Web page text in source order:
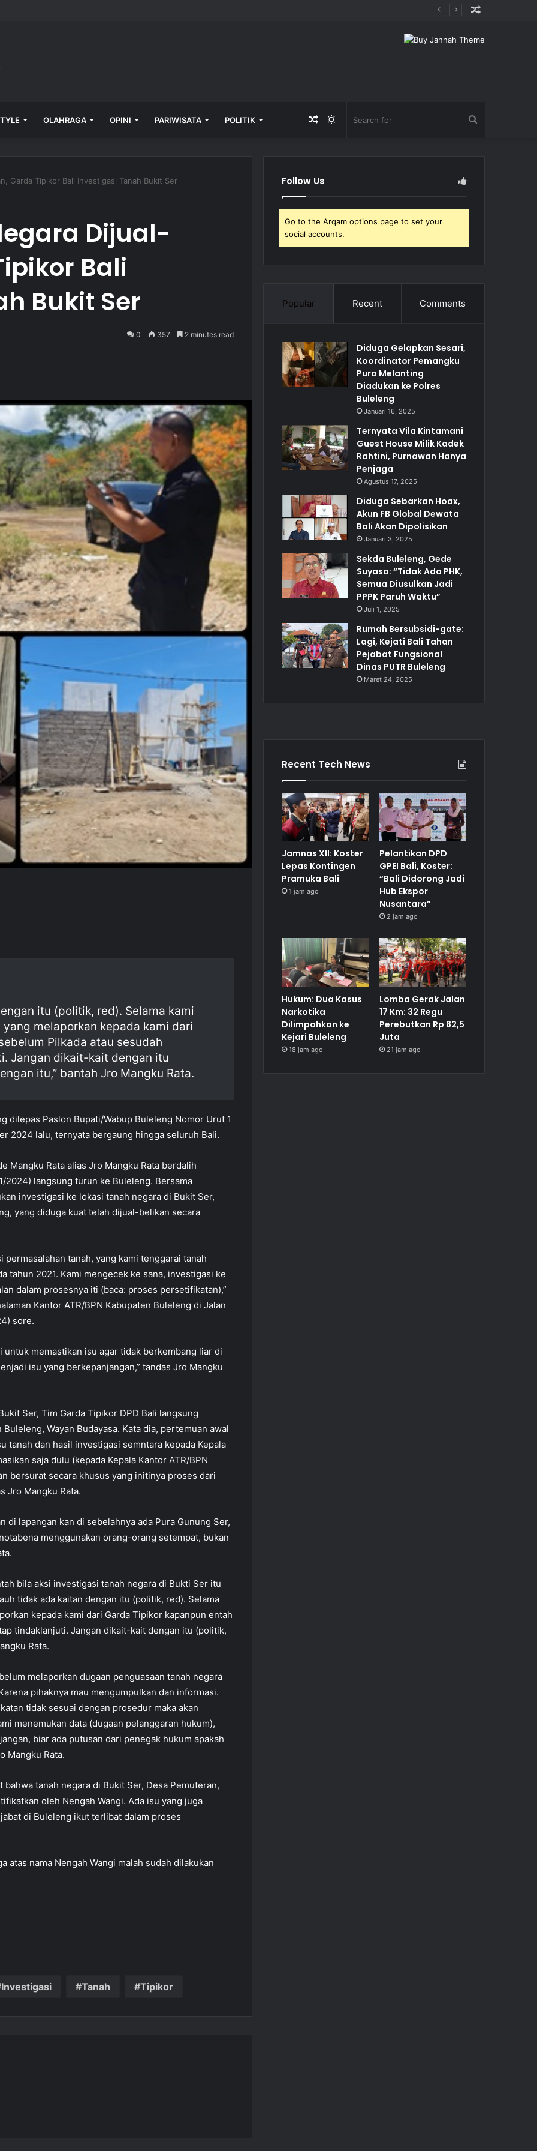
Lepas Kontingen Pramuka Bali
OLAHRAGA OPINI PARIWISATA POLITIK Switch
Random
Garda Tipikor Bali Investigasi Tanah Bukit Ser
Dijual-
Bali
Bukit Ser
0 357 2 minutes read
itu (politik, red). Selama kami
melaporkan kepada kami dari
Pilkada atau sesudah
Jangan dikait-kait dengan itu
itu,” bantah Jro Mangku Rata.
dilepas Paslon Bupati/Wabup Buleleng Nomor Urut 1
2024 lalu, ternyata bergaung hingga seluruh Bali.
Mangku Rata alias Jro Mangku Rata berdalih
2024) langsung turun ke Buleleng. Bersama
investigasi ke lokasi tanah negara di Bukit Ser,
yang diduga kuat telah dijual-belikan secara
tanah, yang kami tenggarai tanah
tahun 2021. Kami mengecek ke sana, investigasi ke
dalam prosesnya iti (baca: proses persetifikatan),”
Kantor ATR/BPN Kabupaten Buleleng di Jalan
sore.
memastikan isu agar tidak berkembang liar di
isu yang berkepanjangan,” tandas Jro Mangku
Ser, Tim Garda Tipikor DPD Bali langsung
Wayan Budayasa. Kata dia, pertemuan awal
tanah dan hasil investigasi semntara kepada Kepala
saja dulu (kepada Kepala Kantor ATR/BPN
bersurat secara khusus yang initinya proses dari
Jro Mangku Rata.
di lapangan kan di sebelahnya ada Pura Gunung Ser,
menggunakan orang-orang setempat, bukan
bila aksi investigasi tanah negara di Bukti Ser itu
tidak ada kaitan dengan itu (politik, red). Selama
kepada kami dari Garda Tipikor kapanpun entah
tindaklanjuti. Jangan dikait-kait dengan itu (politik,
Rata.
melaporkan dugaan penguasaan tanah negara
pihaknya mau mengumpulkan dan informasi.
tidak sesuai dengan prosedur maka akan
menemukan data (dugaan pelanggaran hukum),
biar ada putusan dari penegak hukum apakah
Mangku Rata.
tanah negara di Bukit Ser, Desa Pemuteran,
oleh Nengah Wangi. Ada isu yang juga
di Buleleng ikut terlibat dalam proses
atas nama Nengah Wangi malah sudah dilakukan
Investigasi Tanah Tipikor
Follow Us
Go to the Arqam options page to set your
social accounts.
Popular Recent Comments
Diduga Gelapkan Sesari,
Koordinator Pemangku
Pura Melanting
Diadukan ke Polres
Buleleng
Januari 16, 2025
Ternyata Vila Kintamani
Guest House Milik Kadek
Rahtini, Purnawan Hanya
Penjaga
Agustus 17, 2025
Diduga Sebarkan Hoax,
Akun FB Global Dewata
Bali Akan Dipolisikan
Januari 3, 2025
Sekda Buleleng, Gede
Suyasa: “Tidak Ada PHK,
Semua Diusulkan Jadi
PPPK Paruh Waktu”
Juli 1, 2025
Rumah Bersubsidi-gate:
Lagi, Kejati Bali Tahan
Pejabat Fungsional
Dinas PUTR Buleleng
Maret 24, 2025
Recent Tech News
Jamnas XII: Koster
Lepas Kontingen
Pramuka Bali
1 jam ago
Pelantikan DPD
GPEI Bali, Koster:
“Bali Didorong Jadi
Hub Ekspor
Nusantara”
2 jam ago
Hukum: Dua Kasus
Narkotika
Dilimpahkan ke
Kejari Buleleng
18 jam ago
Lomba Gerak Jalan
17 Km: 32 Regu
Perebutkan Rp 82,5
Juta
21 jam ago